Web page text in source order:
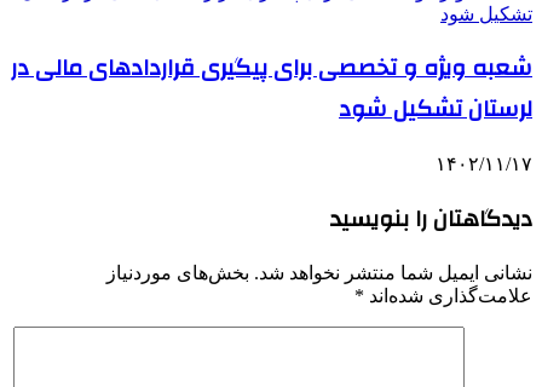
شعبه ویژه و تخصصی برای پیگیری قراردادهای مالی در
لرستان تشکیل شود
۱۴۰۲/۱۱/۱۷
دیدگاهتان را بنویسید
نشانی ایمیل شما منتشر نخواهد شد. بخش‌های موردنیاز
علامت‌گذاری شده‌اند *